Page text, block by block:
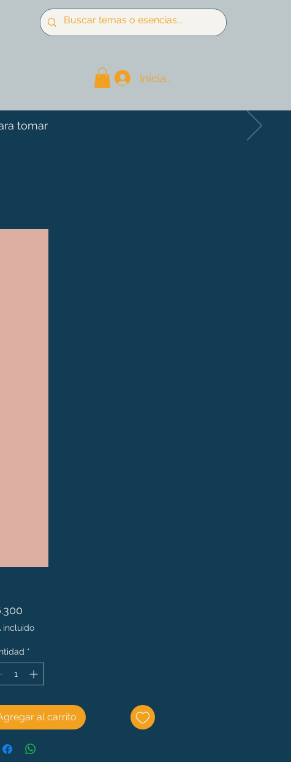
Iniciar sesión
tomar
Precio
incluido
*
al carrito